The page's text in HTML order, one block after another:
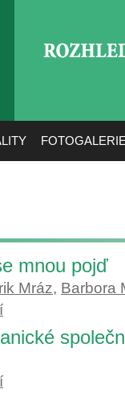
mnou pojď
Mráz, Barbora